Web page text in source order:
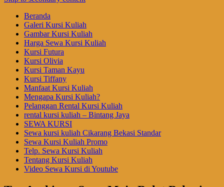
Beranda
Galeri Kursi Kuliah
Gambar Kursi Kuliah
Harga Sewa Kursi Kuliah
Kursi Futura
Kursi Olivia
Kursi Taman Kayu
Kursi Tiffany
Manfaat Kursi Kuliah
Mengapa Kursi Kuliah?
Pelanggan Rental Kursi Kuliah
rental kursi kuliah – Bintang Jaya
SEWA KURSI
Sewa kursi kuliah Cikarang Bekasi Standar
Sewa Kursi Kuliah Promo
Telp. Sewa Kursi Kuliah
Tentang Kursi Kuliah
Video Sewa Kursi di Youtube